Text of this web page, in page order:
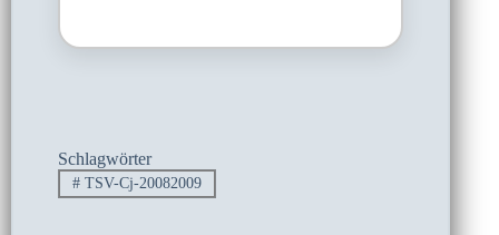
Schlagwörter
#TSV-Cj-20082009